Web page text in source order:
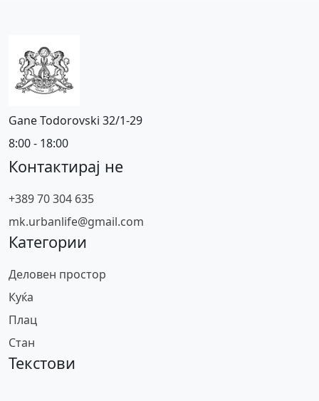
Gane Todorovski 32/1-29
8:00 - 18:00
Контактирај не
+389 70 304 635
mk.urbanlife@gmail.com
Категории
Деловен простор
Куќа
Плац
Стан
Текстови